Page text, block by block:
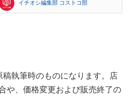
イチオシ編集部 コストコ部
執筆時のものになります。店
や、価格変更および販売終了の